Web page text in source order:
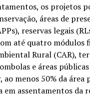
os projetos
áreas de
reservas legais
até quatro módulos
Rural (CAR),
e áreas públicas
menos 50% da área
em assentamentos da